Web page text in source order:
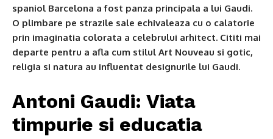
spaniol Barcelona a fost panza principala a lui Gaudi.
O plimbare pe strazile sale echivaleaza cu o calatorie
prin imaginatia colorata a celebrului arhitect. Cititi mai
departe pentru a afla cum stilul Art Nouveau si gotic,
religia si natura au influentat designurile lui Gaudi.
Antoni Gaudi: Viata
timpurie si educatia